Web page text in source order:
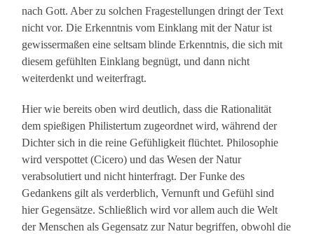
nach Gott. Aber zu solchen Fragestellungen dringt der Text
nicht vor. Die Erkenntnis vom Einklang mit der Natur ist
gewissermaßen eine seltsam blinde Erkenntnis, die sich mit
diesem gefühlten Einklang begnügt, und dann nicht
weiterdenkt und weiterfragt.
Hier wie bereits oben wird deutlich, dass die Rationalität
dem spießigen Philistertum zugeordnet wird, während der
Dichter sich in die reine Gefühligkeit flüchtet. Philosophie
wird verspottet (Cicero) und das Wesen der Natur
verabsolutiert und nicht hinterfragt. Der Funke des
Gedankens gilt als verderblich, Vernunft und Gefühl sind
hier Gegensätze. Schließlich wird vor allem auch die Welt
der Menschen als Gegensatz zur Natur begriffen, obwohl die